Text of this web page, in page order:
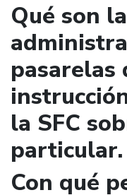
Qué son
pasarelas
la SFC
particular.
Con qué